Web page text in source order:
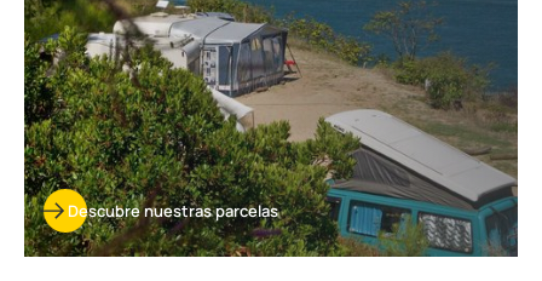
Descubre nuestras parcelas